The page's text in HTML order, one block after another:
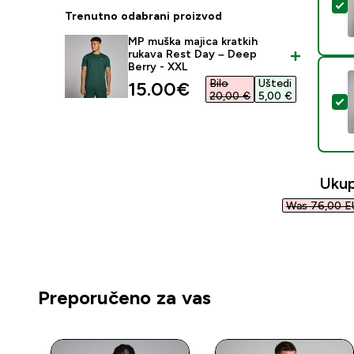
Trenutno odabrani proizvod
MP muška majica kratkih
rukava Rest Day – Deep
Berry - XXL
discounted price
15.00€‎
Bilo
20,00 €‎
Uštedi
5,00 €‎
Was 76,00
Preporučeno za vas